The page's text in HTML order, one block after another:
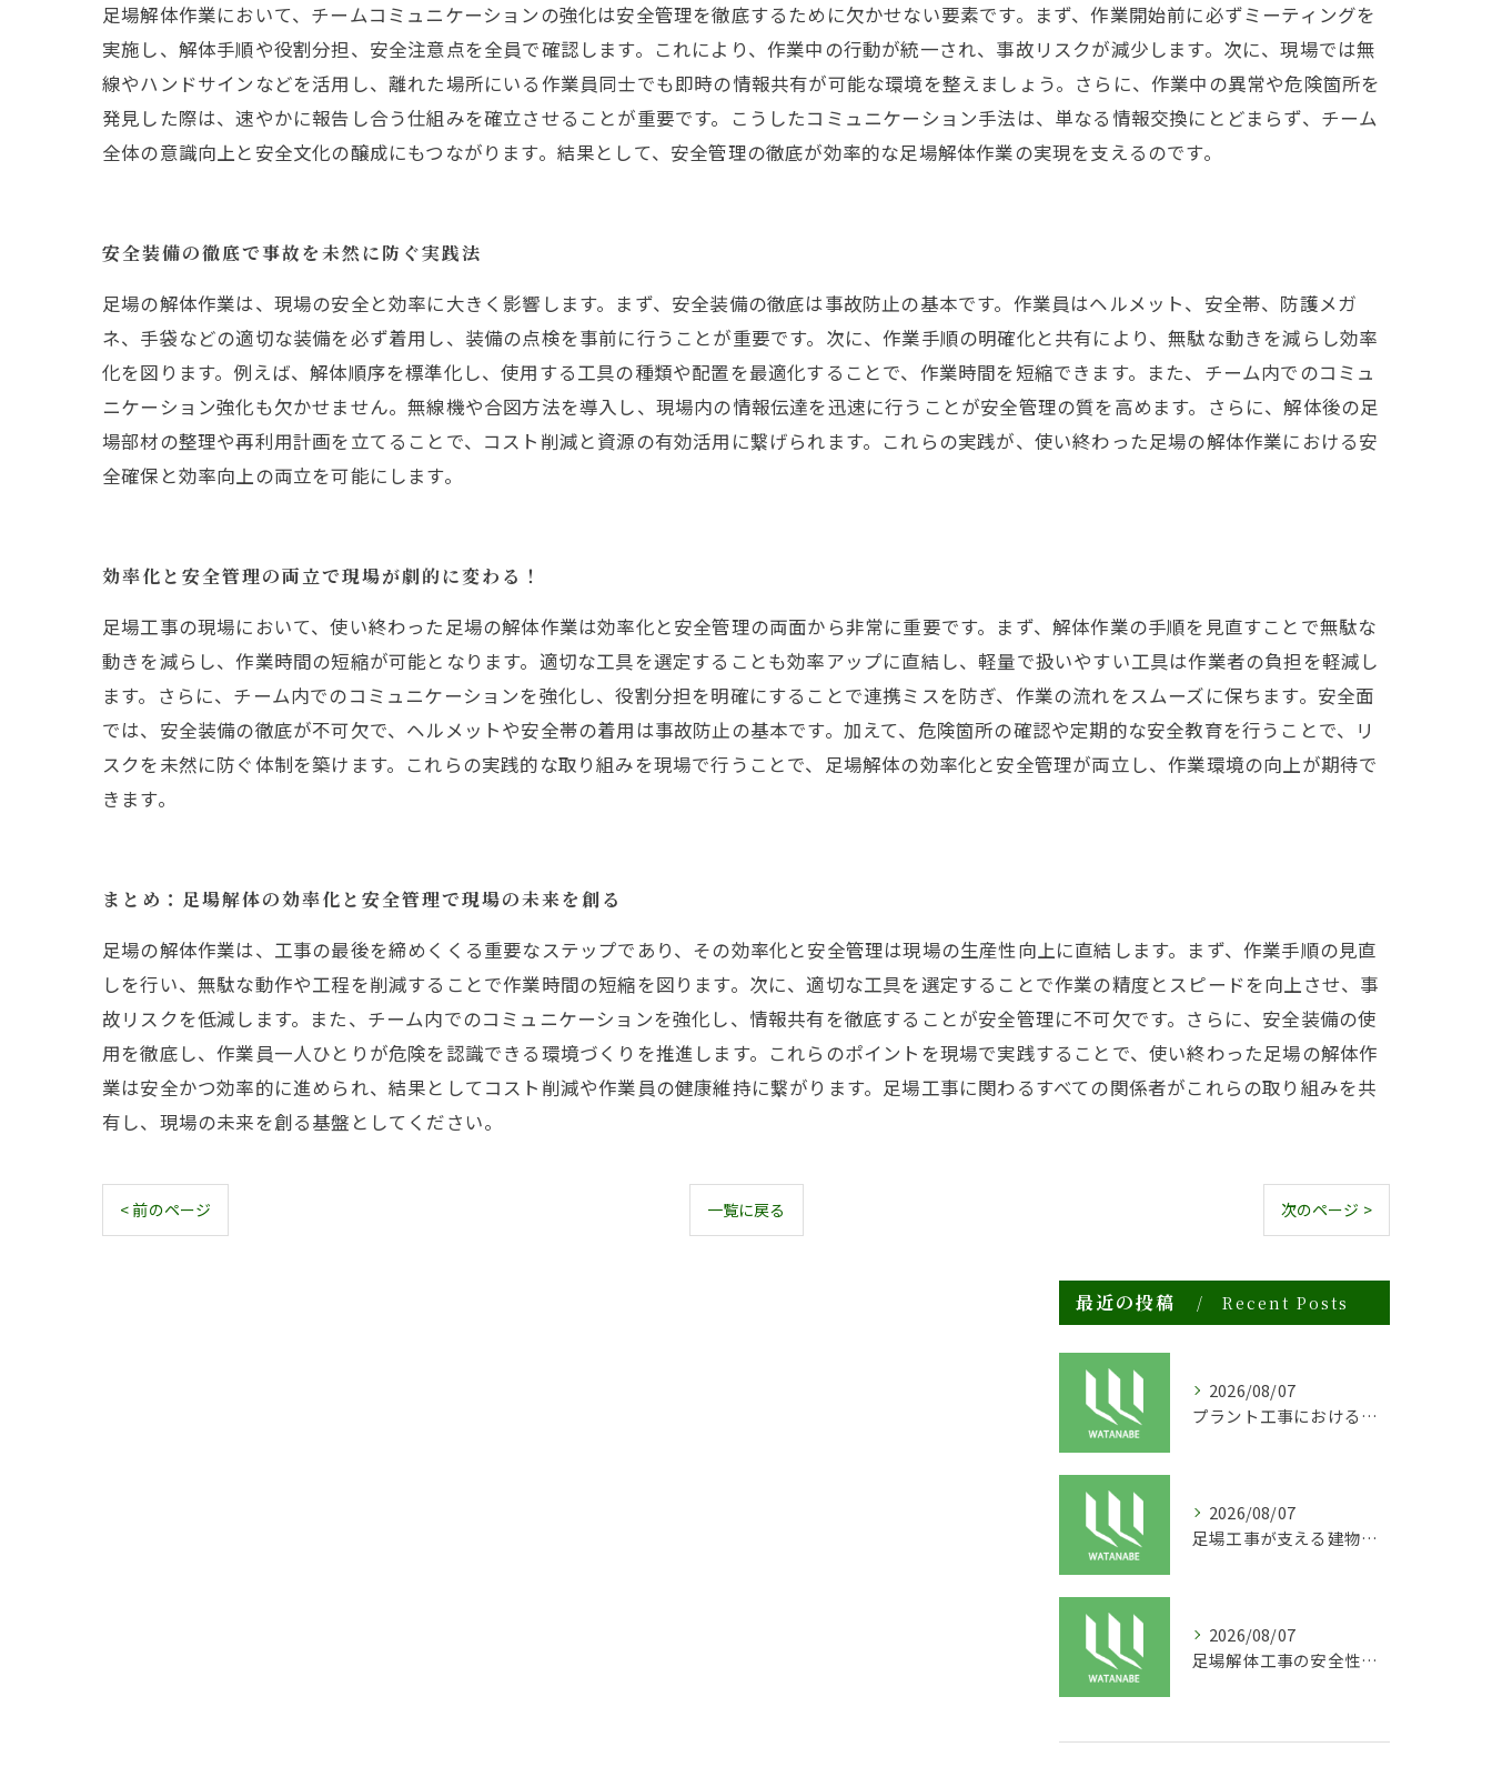
足場解体作業において、チームコミュニケーションの強化は安全管理を徹底するために欠かせない要素です。まず、作業開始前に必ずミーティングを
実施し、解体手順や役割分担、安全注意点を全員で確認します。これにより、作業中の行動が統一され、事故リスクが減少します。次に、現場では無
線やハンドサインなどを活用し、離れた場所にいる作業員同士でも即時の情報共有が可能な環境を整えましょう。さらに、作業中の異常や危険箇所を
発見した際は、速やかに報告し合う仕組みを確立させることが重要です。こうしたコミュニケーション手法は、単なる情報交換にとどまらず、チーム
全体の意識向上と安全文化の醸成にもつながります。結果として、安全管理の徹底が効率的な足場解体作業の実現を支えるのです。
安全装備の徹底で事故を未然に防ぐ実践法
足場の解体作業は、現場の安全と効率に大きく影響します。まず、安全装備の徹底は事故防止の基本です。作業員はヘルメット、安全帯、防護メガ
ネ、手袋などの適切な装備を必ず着用し、装備の点検を事前に行うことが重要です。次に、作業手順の明確化と共有により、無駄な動きを減らし効率
化を図ります。例えば、解体順序を標準化し、使用する工具の種類や配置を最適化することで、作業時間を短縮できます。また、チーム内でのコミュ
ニケーション強化も欠かせません。無線機や合図方法を導入し、現場内の情報伝達を迅速に行うことが安全管理の質を高めます。さらに、解体後の足
場部材の整理や再利用計画を立てることで、コスト削減と資源の有効活用に繋げられます。これらの実践が、使い終わった足場の解体作業における安
全確保と効率向上の両立を可能にします。
効率化と安全管理の両立で現場が劇的に変わる！
足場工事の現場において、使い終わった足場の解体作業は効率化と安全管理の両面から非常に重要です。まず、解体作業の手順を見直すことで無駄な
動きを減らし、作業時間の短縮が可能となります。適切な工具を選定することも効率アップに直結し、軽量で扱いやすい工具は作業者の負担を軽減し
ます。さらに、チーム内でのコミュニケーションを強化し、役割分担を明確にすることで連携ミスを防ぎ、作業の流れをスムーズに保ちます。安全面
では、安全装備の徹底が不可欠で、ヘルメットや安全帯の着用は事故防止の基本です。加えて、危険箇所の確認や定期的な安全教育を行うことで、リ
スクを未然に防ぐ体制を築けます。これらの実践的な取り組みを現場で行うことで、足場解体の効率化と安全管理が両立し、作業環境の向上が期待で
きます。
まとめ：足場解体の効率化と安全管理で現場の未来を創る
足場の解体作業は、工事の最後を締めくくる重要なステップであり、その効率化と安全管理は現場の生産性向上に直結します。まず、作業手順の見直
しを行い、無駄な動作や工程を削減することで作業時間の短縮を図ります。次に、適切な工具を選定することで作業の精度とスピードを向上させ、事
故リスクを低減します。また、チーム内でのコミュニケーションを強化し、情報共有を徹底することが安全管理に不可欠です。さらに、安全装備の使
用を徹底し、作業員一人ひとりが危険を認識できる環境づくりを推進します。これらのポイントを現場で実践することで、使い終わった足場の解体作
業は安全かつ効率的に進められ、結果としてコスト削減や作業員の健康維持に繋がります。足場工事に関わるすべての関係者がこれらの取り組みを共
有し、現場の未来を創る基盤としてください。
< 前のページ 一覧に戻る 次のページ >
最近の投稿 Recent Posts
2026/08/07
プラント工事における足場工事の安全対策と施工の重要性
2026/08/07
足場工事が支える建物の長寿命化と外装塗装の重要性
2026/08/07
足場解体工事の安全性と効率化のポイント